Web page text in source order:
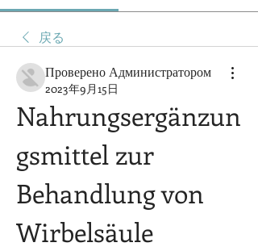
戻る
Проверено Администратором
2023年9月15日
Nahrungsergänzun
gsmittel zur
Behandlung von
Wirbelsäule